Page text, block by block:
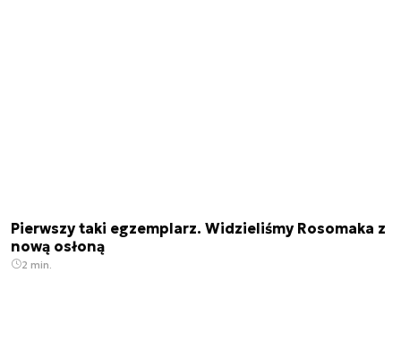
Pierwszy taki egzemplarz. Widzieliśmy Rosomaka z
nową osłoną
2 min.